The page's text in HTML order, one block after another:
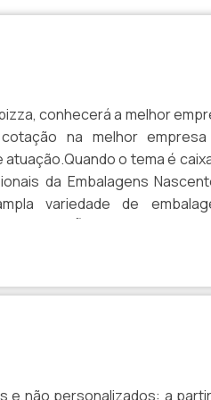
conhecerá a melhor
na melhor
o tema é
da Embalagens
variedade de
aos parceiros uma estrutura
as atividades e
se tenha caixa de papelão
maneiras eficientes de
e destaque em sua área
referência por ter:
e não personalizados: a